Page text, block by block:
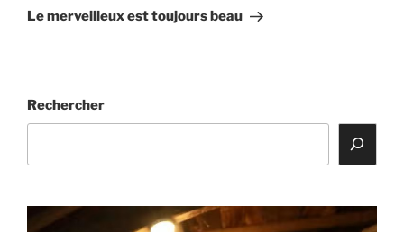
suivant
Le merveilleux est toujours beau
Rechercher